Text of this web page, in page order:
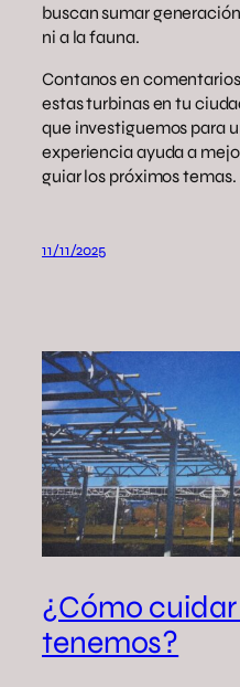
buscan sumar
ni a la fauna.
Contanos en
estas turbinas en tu
que investiguemos para
experiencia ayuda a
guiar los próximos temas.
11/11/2025
¿Cómo
tenemos?